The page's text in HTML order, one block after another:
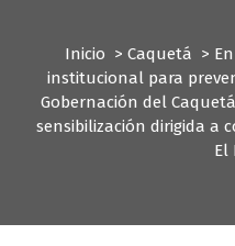
o
Inicio > Caquetá >
institucional para
Gobernación del
sensibilización dirigida a
El